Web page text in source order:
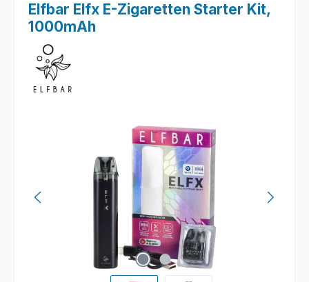
Elfbar Elfx E-Zigaretten Starter Kit,
1000mAh
Bildergalerie überspringen